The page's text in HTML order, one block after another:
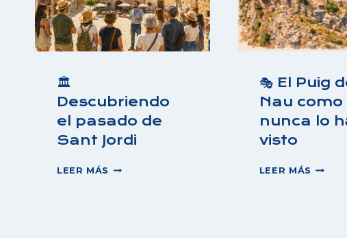
🏛️
Descubriendo
el pasado de
Sant Jordi
LEER MÁS 🏛️
🎭 El Puig
Nau como
nunca lo
visto
LEER MÁS 🎭